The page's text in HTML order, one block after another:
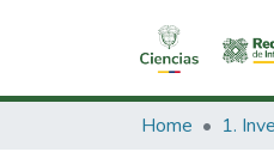
Home